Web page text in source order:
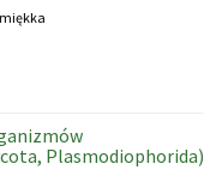
Plasmodiophorida)